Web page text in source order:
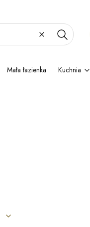
WyczyśćSzukaj
Mała łazienka Kuchnia